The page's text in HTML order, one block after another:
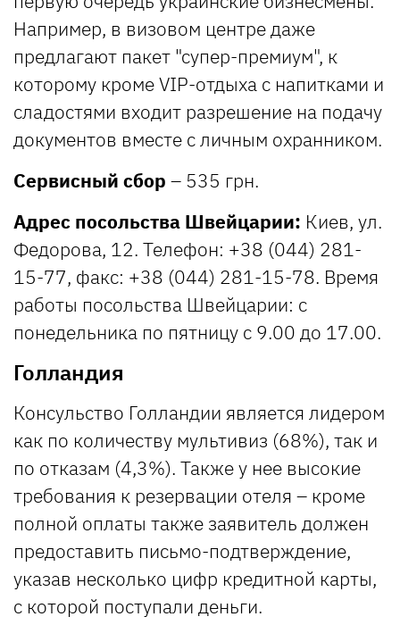
Например, в визовом центре даже
предлагают пакет "супер-премиум", к
которому кроме VIP-отдыха с напитками и
сладостями входит разрешение на подачу
документов вместе с личным охранником.
Сервисный сбор – 535 грн.
Адрес посольства Швейцарии: Киев, ул.
Федорова, 12. Телефон: +38 (044) 281-
15-77, факс: +38 (044) 281-15-78. Время
работы посольства Швейцарии: с
понедельника по пятницу с 9.00 до 17.00.
Голландия
Консульство Голландии является лидером
как по количеству мультивиз (68%), так и
по отказам (4,3%). Также у нее высокие
требования к резервации отеля – кроме
полной оплаты также заявитель должен
предоставить письмо-подтверждение,
указав несколько цифр кредитной карты,
с которой поступали деньги.